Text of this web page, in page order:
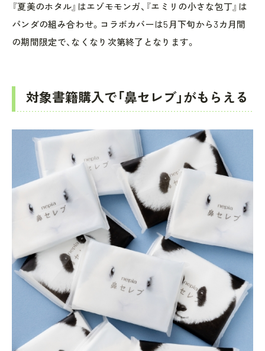
『夏美のホタル』はエゾモモンガ、『エミリの小さな包丁』は
パンダの組み合わせ。コラボカバーは5月下旬から3カ月間
の期間限定で、なくなり次第終了となります。
対象書籍購入で「鼻セレブ」がもらえる